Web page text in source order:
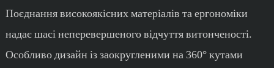
Поєднання високоякісних матеріалів та ергономіки
надає шасі неперевершеного відчуття витонченості.
Особливо дизайн із заокругленими на 360° кутами